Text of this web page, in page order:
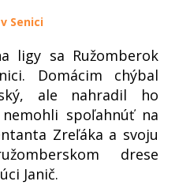
Senici
ligy sa Ružomberok
Domácim chýbal
ale nahradil ho
spoľahnúť na
Zreľáka a svoju
drese
Janič.